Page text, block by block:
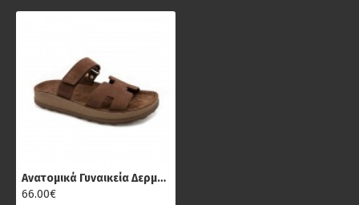
Ανατομικά Γυναικεία Δερμάτινα Σανδάλια Fantasy S347 Bianca, Σοκολατί
66.00€